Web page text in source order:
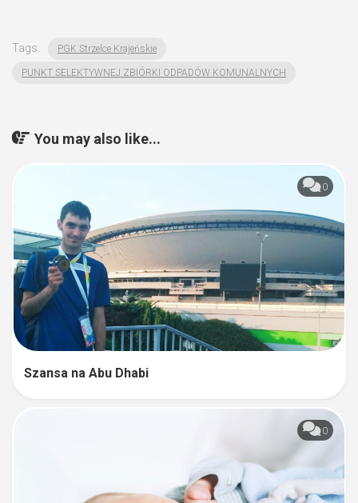
Tags: PGK Strzelce Krajeńskie
PUNKT SELEKTYWNEJ ZBIÓRKI ODPADÓW KOMUNALNYCH
You may also like...
0
Szansa na Abu Dhabi
0